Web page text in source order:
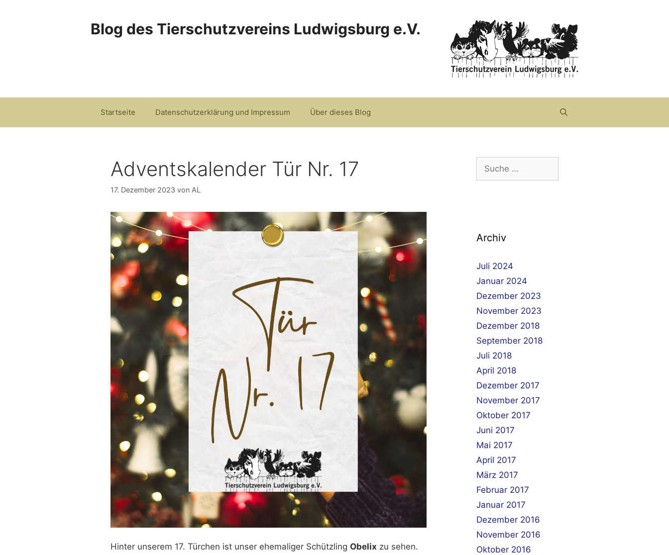
Blog des Tierschutzvereins Ludwigsburg e.V.
Startseite Datenschutzerklärung und Impressum Über dieses Blog
Adventskalender Tür Nr. 17
17. Dezember 2023 von AL
Hinter unserem 17. Türchen ist unser ehemaliger Schützling Obelix zu sehen.
Suche
nach:
Archiv
Juli 2024
Januar 2024
Dezember 2023
November 2023
Dezember 2018
September 2018
Juli 2018
April 2018
Dezember 2017
November 2017
Oktober 2017
Juni 2017
Mai 2017
April 2017
März 2017
Februar 2017
Januar 2017
Dezember 2016
November 2016
Oktober 2016